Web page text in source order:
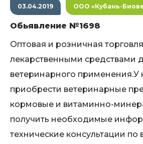
03.04.2019 ООО «Кубань-
Обьявление №1698
Оптовая и розничная торговля
лекарственными средствами
ветеринарного
приобрести ветеринарные
кормовые и витаминно-
получить необходимые
технические консультации по